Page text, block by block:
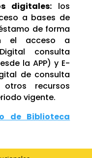
digitales:los
a bases de
de forma
el acceso a
consulta
la APP) y E-
de consulta
recursos
vigente.
de Biblioteca